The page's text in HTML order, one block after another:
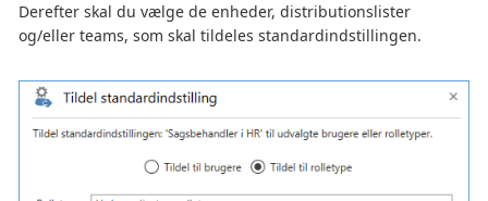
Derefter skal du vælge de enheder, distributionslister
og/eller teams, som skal tildeles standardindstillingen.